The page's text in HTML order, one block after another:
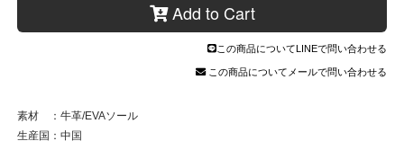
Add to Cart
この商品についてLINEで問い合わせる
この商品についてメールで問い合わせる
素材 ：牛革/EVAソール
生産国：中国